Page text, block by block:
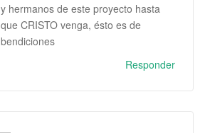
y hermanos de este proyecto hasta
que CRISTO venga, ésto es de
bendiciones
Responder